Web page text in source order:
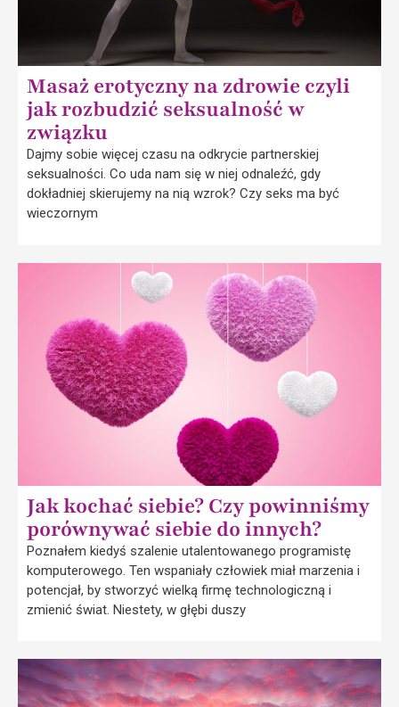
Masaż erotyczny na zdrowie czyli
jak rozbudzić seksualność w
związku
Dajmy sobie więcej czasu na odkrycie partnerskiej
seksualności. Co uda nam się w niej odnaleźć, gdy
dokładniej skierujemy na nią wzrok? Czy seks ma być
wieczornym
Jak kochać siebie? Czy powinniśmy
porównywać siebie do innych?
Poznałem kiedyś szalenie utalentowanego programistę
komputerowego. Ten wspaniały człowiek miał marzenia i
potencjał, by stworzyć wielką firmę technologiczną i
zmienić świat. Niestety, w głębi duszy